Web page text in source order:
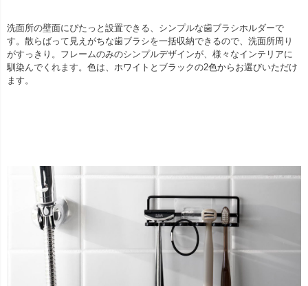
洗面所の壁面にぴたっと設置できる、シンプルな歯ブラシホルダーで
す。散らばって見えがちな歯ブラシを一括収納できるので、洗面所周り
がすっきり。フレームのみのシンプルデザインが、様々なインテリアに
馴染んでくれます。色は、ホワイトとブラックの2色からお選びいただけ
ます。